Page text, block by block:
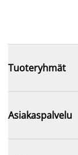
Tuoteryhmät
Asiakaspalvelu